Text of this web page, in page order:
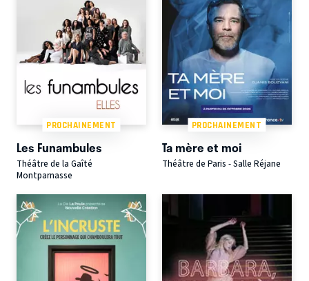
PROCHAINEMENT
Les Funambules
Théâtre de la Gaîté
Montparnasse
PROCHAINEMENT
Ta mère et moi
Théâtre de Paris - Salle Réjane